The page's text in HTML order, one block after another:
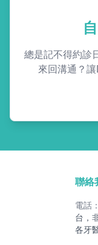
總是記不得約診
來回溝通？
聯絡
電話
台，
各牙